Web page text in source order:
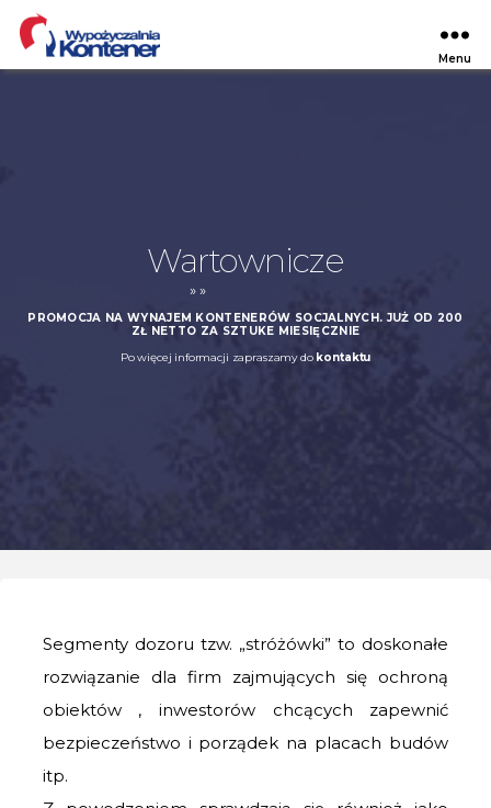
Wypożyczalnia
Kontener
Menu
Wartownicze
»»
PROMOCJA NA WYNAJEM KONTENERÓW SOCJALNYCH. JUŻ OD 200
ZŁ NETTO ZA SZTUKE MIESIĘCZNIE
Po więcej informacji zapraszamy do kontaktu
Segmenty dozoru tzw. „stróżówki” to doskonałe
rozwiązanie dla firm zajmujących się ochroną
obiektów , inwestorów chcących zapewnić
bezpieczeństwo i porządek na placach budów
itp.